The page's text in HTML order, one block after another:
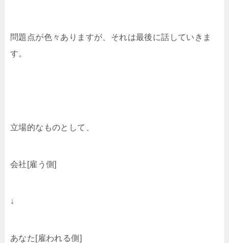
問題点が色々ありますが、それは最後に話していきま
す。
立場的なものとして、
会社[雇う側]
↓
あなた[雇われる側]